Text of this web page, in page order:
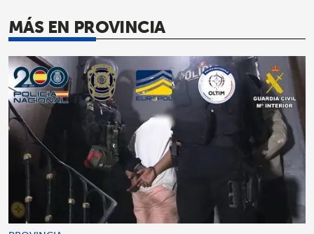
MÁS EN PROVINCIA